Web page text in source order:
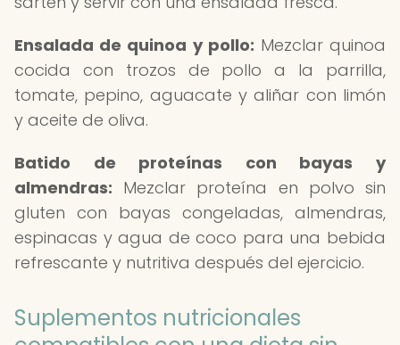
Ensalada de quinoa y pollo: Mezclar quinoa
cocida con trozos de pollo a la parrilla,
tomate, pepino, aguacate y aliñar con limón
y aceite de oliva.
Batido de proteínas con bayas y
almendras: Mezclar proteína en polvo sin
gluten con bayas congeladas, almendras,
espinacas y agua de coco para una bebida
refrescante y nutritiva después del ejercicio.
Suplementos nutricionales